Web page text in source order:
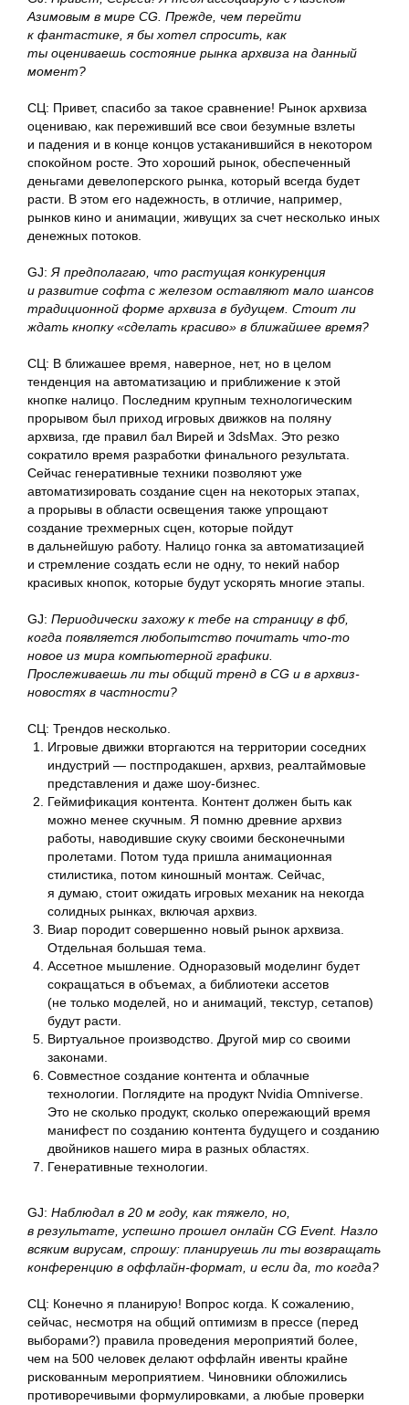
Азимовым в мире CG. Прежде, чем перейти
к фантастике, я бы хотел спросить, как
ты оцениваешь состояние рынка архвиза на данный
момент?
CЦ: Привет, спасибо за такое сравнение! Рынок архвиза
оцениваю, как переживший все свои безумные взлеты
и падения и в конце концов устаканившийся в некотором
спокойном росте. Это хороший рынок, обеспеченный
деньгами девелоперского рынка, который всегда будет
расти. В этом его надежность, в отличие, например,
рынков кино и анимации, живущих за счет несколько иных
денежных потоков.
GJ: Я предполагаю, что растущая конкуренция
и развитие софта с железом оставляют мало шансов
традиционной форме архвиза в будущем. Стоит ли
ждать кнопку «сделать красиво» в ближайшее время?
CЦ: В ближашее время, наверное, нет, но в целом
тенденция на автоматизацию и приближение к этой
кнопке налицо. Последним крупным технологическим
прорывом был приход игровых движков на поляну
архвиза, где правил бал Вирей и 3dsMax. Это резко
сократило время разработки финального результата.
Сейчас генеративные техники позволяют уже
автоматизировать создание сцен на некоторых этапах,
а прорывы в области освещения также упрощают
создание трехмерных сцен, которые пойдут
в дальнейшую работу. Налицо гонка за автоматизацией
и стремление создать если не одну, то некий набор
красивых кнопок, которые будут ускорять многие этапы.
GJ: Периодически захожу к тебе на страницу в фб,
когда появляется любопытство почитать что-то
новое из мира компьютерной графики.
Прослеживаешь ли ты общий тренд в CG и в архвиз-
новостях в частности?
CЦ: Трендов несколько.
Игровые движки вторгаются на территории соседних
индустрий — постпродакшен, архвиз, реалтаймовые
представления и даже шоу-бизнес.
Геймификация контента. Контент должен быть как
можно менее скучным. Я помню древние архвиз
работы, наводившие скуку своими бесконечными
пролетами. Потом туда пришла анимационная
стилистика, потом киношный монтаж. Сейчас,
я думаю, стоит ожидать игровых механик на некогда
солидных рынках, включая архвиз.
Виар породит совершенно новый рынок архвиза.
Отдельная большая тема.
Ассетное мышление. Одноразовый моделинг будет
сокращаться в объемах, а библиотеки ассетов
(не только моделей, но и анимаций, текстур, сетапов)
будут расти.
Виртуальное производство. Другой мир со своими
законами.
Совместное создание контента и облачные
технологии. Поглядите на продукт Nvidia Omniverse.
Это не сколько продукт, сколько опережающий время
манифест по созданию контента будущего и созданию
двойников нашего мира в разных областях.
Генеративные технологии.
GJ: Наблюдал в 20 м году, как тяжело, но,
в результате, успешно прошел онлайн CG Event. Назло
всяким вирусам, спрошу: планируешь ли ты возвращать
конференцию в оффлайн-формат, и если да, то когда?
CЦ: Конечно я планирую! Вопрос когда. К сожалению,
сейчас, несмотря на общий оптимизм в прессе (перед
выборами?) правила проведения мероприятий более,
чем на 500 человек делают оффлайн ивенты крайне
рискованным мероприятием. Чиновники обложились
противоречивыми формулировками, а любые проверки
Реклама
3D@GORK.ME +7 925 243 0794
© 2025 GORK
Конфиденциальность
Телеграм Студия
En